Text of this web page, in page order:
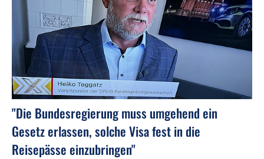
"Die Bundesregierung muss umgehend ein
Gesetz erlassen, solche Visa fest in die
Reisepässe einzubringen"